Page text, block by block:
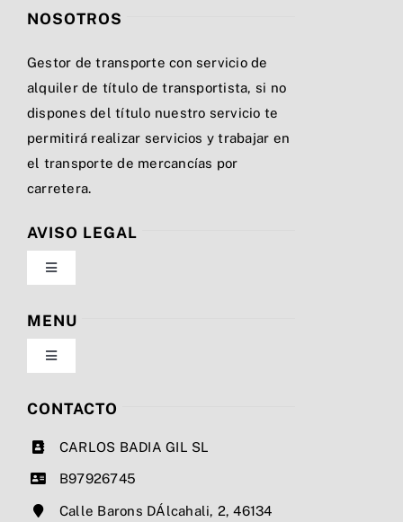
NOSOTROS
Gestor de transporte con servicio de
alquiler de título de transportista, si no
dispones del título nuestro servicio te
permitirá realizar servicios y trabajar en
el transporte de mercancías por
carretera.
AVISO LEGAL
Toggle
Navigation
Política de privacidad
Condiciones de uso
MENU
Toggle
Navigation
Nosotros
CONTACTO
CARLOS BADIA GIL SL
B97926745
Calle Barons DÁlcahali, 2, 46134